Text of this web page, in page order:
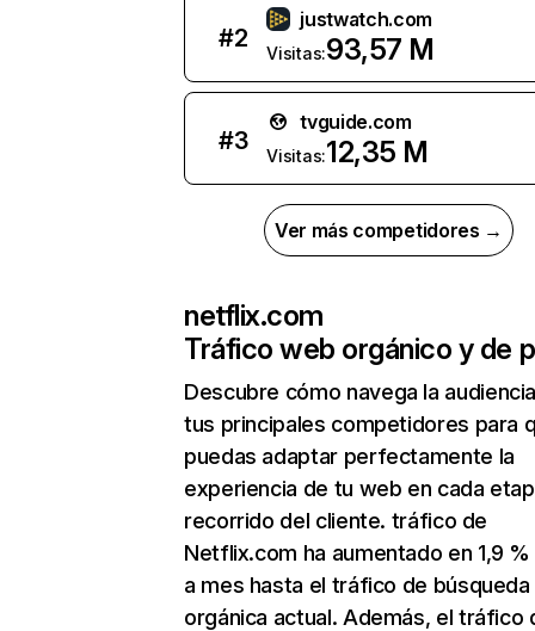
#2
justwatch.com
Visitas:93,57 M
#3
tvguide.com
Visitas:12,35 M
Ver más competidores →
netflix.com
Tráfico web orgánico y de
Descubre cómo navega la
tus principales competidores para
puedas adaptar perfectamente la
experiencia de tu web en cada
recorrido del cliente. tráfico de
Netflix.com ha aumentado en 1,9
a mes hasta el tráfico de búsqueda
orgánica actual. Además, el tráfico